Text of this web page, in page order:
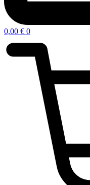
0,00 € 0